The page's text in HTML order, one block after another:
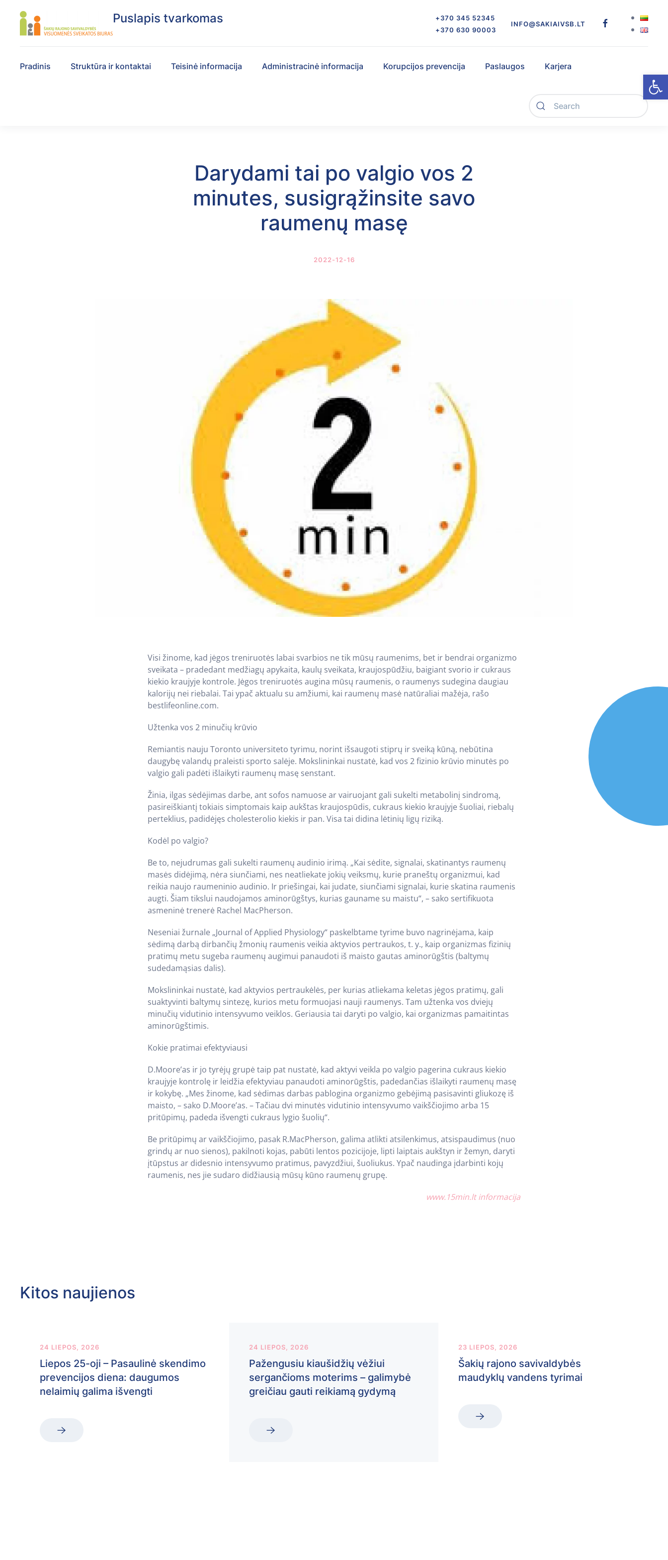
Puslapis tvarkomas
+370 345 52345
+370 630 90003
INFO@SAKIAIVSB.LT
Pradinis Struktūra ir kontaktai Teisinė informacija Administracinė informacija Korupcijos prevencija Paslaugos Karjera
Darydami tai po valgio vos 2
minutes, susigrąžinsite savo
raumenų masę
2022-12-16
Visi žinome, kad jėgos treniruotės labai svarbios ne tik mūsų raumenims, bet ir bendrai organizmo
sveikata – pradedant medžiagų apykaita, kaulų sveikata, kraujospūdžiu, baigiant svorio ir cukraus
kiekio kraujyje kontrole. Jėgos treniruotės augina mūsų raumenis, o raumenys sudegina daugiau
kalorijų nei riebalai. Tai ypač aktualu su amžiumi, kai raumenų masė natūraliai mažėja, rašo
bestlifeonline.com.
Užtenka vos 2 minučių krūvio
Remiantis nauju Toronto universiteto tyrimu, norint išsaugoti stiprų ir sveiką kūną, nebūtina
daugybę valandų praleisti sporto salėje. Mokslininkai nustatė, kad vos 2 fizinio krūvio minutės po
valgio gali padėti išlaikyti raumenų masę senstant.
Žinia, ilgas sėdėjimas darbe, ant sofos namuose ar vairuojant gali sukelti metabolinį sindromą,
pasireiškiantį tokiais simptomais kaip aukštas kraujospūdis, cukraus kiekio kraujyje šuoliai, riebalų
perteklius, padidėjęs cholesterolio kiekis ir pan. Visa tai didina lėtinių ligų riziką.
Kodėl po valgio?
Be to, nejudrumas gali sukelti raumenų audinio irimą. „Kai sėdite, signalai, skatinantys raumenų
masės didėjimą, nėra siunčiami, nes neatliekate jokių veiksmų, kurie praneštų organizmui, kad
reikia naujo raumeninio audinio. Ir priešingai, kai judate, siunčiami signalai, kurie skatina raumenis
augti. Šiam tikslui naudojamos aminorūgštys, kurias gauname su maistu“, – sako sertifikuota
asmeninė trenerė Rachel MacPherson.
Neseniai žurnale „Journal of Applied Physiology“ paskelbtame tyrime buvo nagrinėjama, kaip
sėdimą darbą dirbančių žmonių raumenis veikia aktyvios pertraukos, t. y., kaip organizmas fizinių
pratimų metu sugeba raumenų augimui panaudoti iš maisto gautas aminorūgštis (baltymų
sudedamąsias dalis).
Mokslininkai nustatė, kad aktyvios pertraukėlės, per kurias atliekama keletas jėgos pratimų, gali
suaktyvinti baltymų sintezę, kurios metu formuojasi nauji raumenys. Tam užtenka vos dviejų
minučių vidutinio intensyvumo veiklos. Geriausia tai daryti po valgio, kai organizmas pamaitintas
aminorūgštimis.
Kokie pratimai efektyviausi
D.Moore’as ir jo tyrėjų grupė taip pat nustatė, kad aktyvi veikla po valgio pagerina cukraus kiekio
kraujyje kontrolę ir leidžia efektyviau panaudoti aminorūgštis, padedančias išlaikyti raumenų masę
ir kokybę. „Mes žinome, kad sėdimas darbas pablogina organizmo gebėjimą pasisavinti gliukozę iš
maisto, – sako D.Moore’as. – Tačiau dvi minutės vidutinio intensyvumo vaikščiojimo arba 15
pritūpimų, padeda išvengti cukraus lygio šuolių“.
Be pritūpimų ar vaikščiojimo, pasak R.MacPherson, galima atlikti atsilenkimus, atsispaudimus (nuo
grindų ar nuo sienos), pakilnoti kojas, pabūti lentos pozicijoje, lipti laiptais aukštyn ir žemyn, daryti
įtūpstus ar didesnio intensyvumo pratimus, pavyzdžiui, šuoliukus. Ypač naudinga įdarbinti kojų
raumenis, nes jie sudaro didžiausią mūsų kūno raumenų grupę.
www.15min.lt informacija
Kitos naujienos
24 LIEPOS, 2026
Liepos 25-oji – Pasaulinė skendimo
prevencijos diena: daugumos
nelaimių galima išvengti
24 LIEPOS, 2026
Pažengusiu kiaušidžių vėžiui
sergančioms moterims – galimybė
greičiau gauti reikiamą gydymą
23 LIEPOS, 2026
Šakių rajono savivaldybės
maudyklų vandens tyrimai